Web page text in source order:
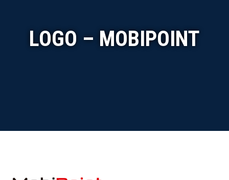
LOGO – MOBIPOINT